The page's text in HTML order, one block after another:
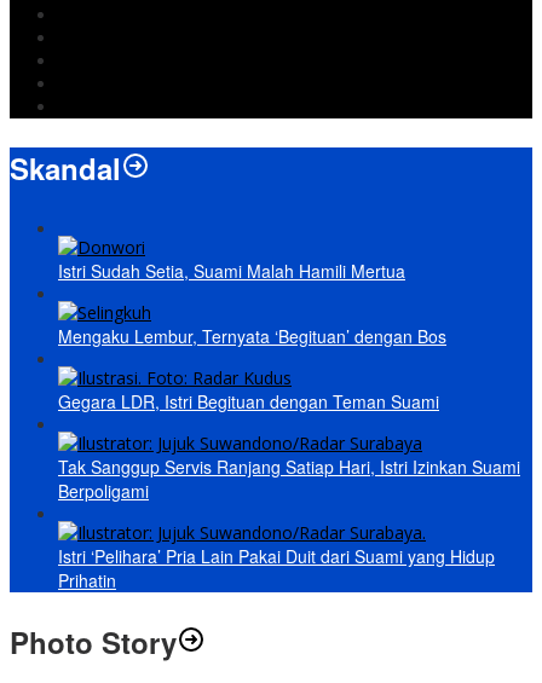
Skandal
Istri Sudah Setia, Suami Malah Hamili Mertua
Mengaku Lembur, Ternyata ‘Begituan’ dengan Bos
Gegara LDR, Istri Begituan dengan Teman Suami
Tak Sanggup Servis Ranjang Satiap Hari, Istri Izinkan Suami
Berpoligami
Istri ‘Pelihara’ Pria Lain Pakai Duit dari Suami yang Hidup
Prihatin
Photo Story